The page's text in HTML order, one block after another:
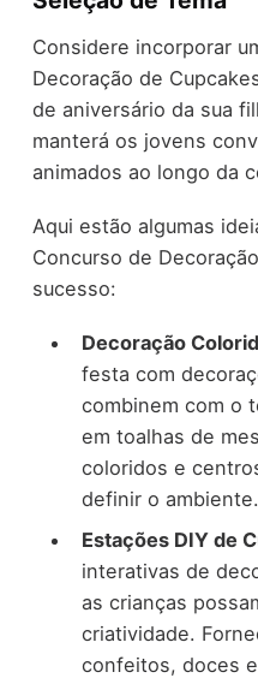
Considere incorporar
Decoração de
de aniversário da sua
manterá os jovens
animados ao longo da
Aqui estão algumas
Concurso de
sucesso:
Decoração
festa com
combinem com o
em toalhas de
coloridos e
definir o ambiente.
Estações DIY de
interativas de
as crianças
criatividade.
confeitos, doces